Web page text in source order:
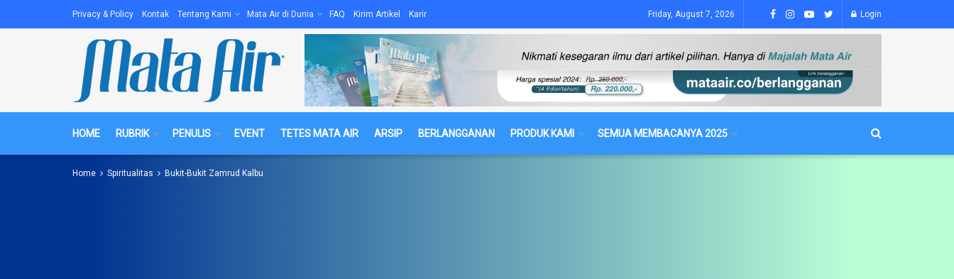
Privacy & Policy Kontak Tentang Kami Mata Air di Dunia FAQ Kirim Artikel Karir Friday, August 7, 2026 Login
HOME RUBRIK PENULIS EVENT TETES MATA AIR ARSIP BERLANGGANAN PRODUK KAMI SEMUA MEMBACANYA 2025
Home Spiritualitas Bukit-Bukit Zamrud Kalbu